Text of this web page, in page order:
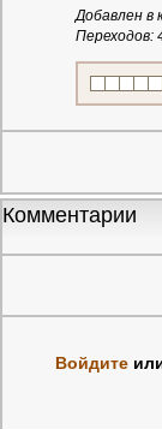
Добавлен в
Переходов:
Комментарии
Войдите